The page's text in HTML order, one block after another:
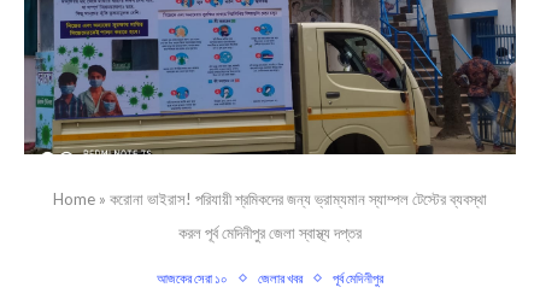
Home » করোনা ভাইরাস! পরিযায়ী শ্রমিকদের জন্য ভ্রাম্যমান স্যাম্পল টেস্টের ব্যবস্থা
করল পূর্ব মেদিনীপুর জেলা স্বাস্থ্য দপ্তর
আজকের সেরা ১০ জেলার খবর পূর্ব মেদিনীপুর